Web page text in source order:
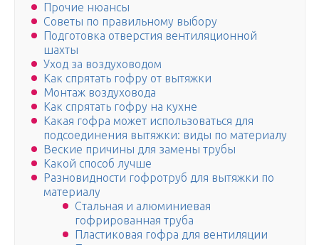
Прочие нюансы
Советы по правильному выбору
Подготовка отверстия вентиляционной
шахты
Уход за воздуховодом
Как спрятать гофру от вытяжки
Монтаж воздуховода
Как спрятать гофру на кухне
Какая гофра может использоваться для
подсоединения вытяжки: виды по материалу
Веские причины для замены трубы
Какой способ лучше
Разновидности гофротруб для вытяжки по
материалу
Стальная и алюминиевая
гофрированная труба
Пластиковая гофра для вентиляции